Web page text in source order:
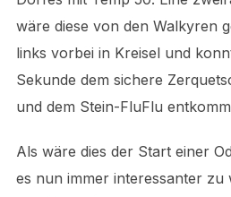
wäre diese von den Walkyren
links vorbei in Kreisel und
Sekunde dem sichere
und dem Stein-FluFlu
Als wäre dies der Start einer
es nun immer interessanter zu